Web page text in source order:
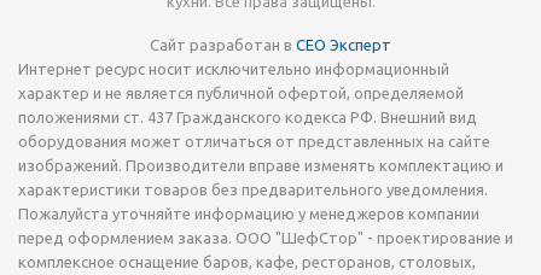
Сайт разработан в СЕО Эксперт
Интернет ресурс носит исключительно информационный
характер и не является публичной офертой, определяемой
положениями ст. 437 Гражданского кодекса РФ. Внешний вид
оборудования может отличаться от представленных на сайте
изображений. Производители вправе изменять комплектацию и
характеристики товаров без предварительного уведомления.
Пожалуйста уточняйте информацию у менеджеров компании
перед оформлением заказа. ООО "ШефСтор" - проектирование и
комплексное оснащение баров, кафе, ресторанов, столовых,